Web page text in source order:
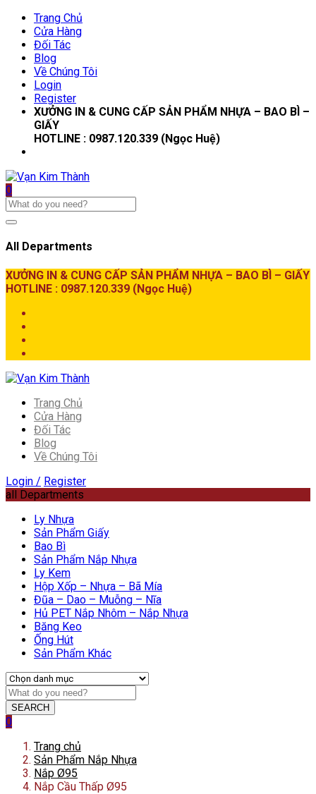
Trang Chủ
Cửa Hàng
Đối Tác
Blog
Về Chúng Tôi
Login
Register
XƯỞNG IN & CUNG CẤP SẢN PHẨM NHỰA – BAO BÌ –
GIẤY
HOTLINE : 0987.120.339 (Ngọc Huệ)
0
All Departments
XƯỞNG IN & CUNG CẤP SẢN PHẨM NHỰA – BAO BÌ – GIẤY
HOTLINE : 0987.120.339 (Ngọc Huệ)
Trang Chủ
Cửa Hàng
Đối Tác
Blog
Về Chúng Tôi
Login / Register
all Departments
Ly Nhựa
Sản Phẩm Giấy
Bao Bì
Sản Phẩm Nắp Nhựa
Ly Kem
Hộp Xốp – Nhựa – Bã Mía
Đũa – Dao – Muỗng – Nĩa
Hủ PET Nắp Nhôm – Nắp Nhựa
Băng Keo
Ống Hút
Sản Phẩm Khác
SEARCH
0
Trang chủ
Sản Phẩm Nắp Nhựa
Nắp Ø95
Nắp Cầu Thấp Ø95